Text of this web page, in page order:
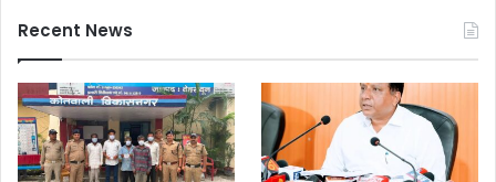
Recent News